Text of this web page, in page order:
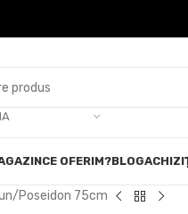
CE OFERIM?BLOG
Poseidon 75cm